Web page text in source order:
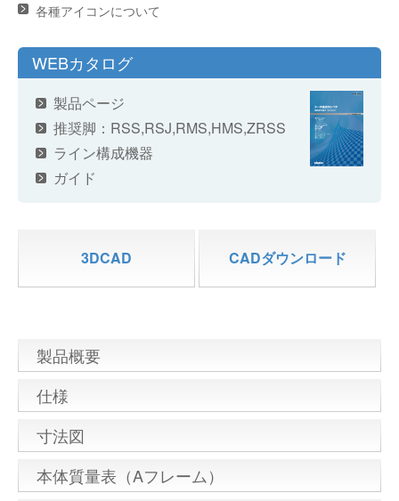
各種アイコンについて
WEBカタログ
製品ページ
推奨脚： RSS,RSJ,RMS,HMS,ZRSS
ライン構成機器
ガイド
3DCAD CADダウンロード
製品概要
仕様
寸法図
本体質量表（Aフレーム）